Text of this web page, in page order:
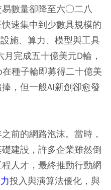
數量卻降至六○二八
速集中到少數具規模的
施、算力、模型與工具
完成五十億美元D輪，
種子輪即募得二十億美
，但一般AI新創卻愈發
前的網路泡沫。當時，
建設，許多企業雖然倒
人才，最終推動行動網
投入與演算法優化，與